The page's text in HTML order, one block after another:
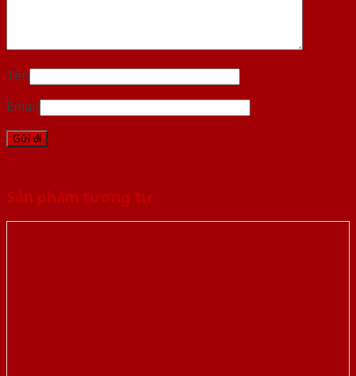
Tên
Email
Sản phẩm tương tự